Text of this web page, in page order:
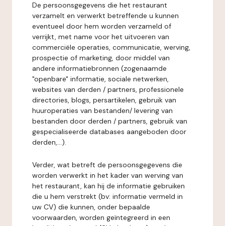
De persoonsgegevens die het restaurant
verzamelt en verwerkt betreffende u kunnen
eventueel door hem worden verzameld of
verrijkt, met name voor het uitvoeren van
commerciële operaties, communicatie, werving,
prospectie of marketing, door middel van
andere informatiebronnen (zogenaamde
"openbare" informatie, sociale netwerken,
websites van derden / partners, professionele
directories, blogs, persartikelen, gebruik van
huuroperaties van bestanden/ levering van
bestanden door derden / partners, gebruik van
gespecialiseerde databases aangeboden door
derden,...).
Verder, wat betreft de persoonsgegevens die
worden verwerkt in het kader van werving van
het restaurant, kan hij de informatie gebruiken
die u hem verstrekt (bv: informatie vermeld in
uw CV) die kunnen, onder bepaalde
voorwaarden, worden geïntegreerd in een